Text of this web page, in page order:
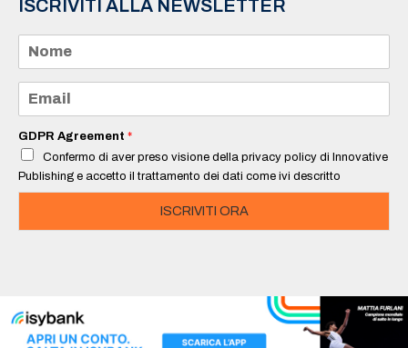
ISCRIVITI ALLA NEWSLETTER
m
e
a
i
*
GDPR Agreement *
Confermo di aver preso visione della privacy policy di Innovative
Publishing e accetto il trattamento dei dati come ivi descritto
ISCRIVITI ORA